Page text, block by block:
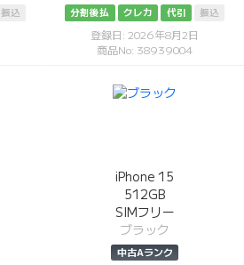
振込 分割後払 クレカ 代引 振込
登録日: 2026年8月2日
商品No: 38939004
iPhone 15
512GB
SIMフリー
ブラック
中古Aランク